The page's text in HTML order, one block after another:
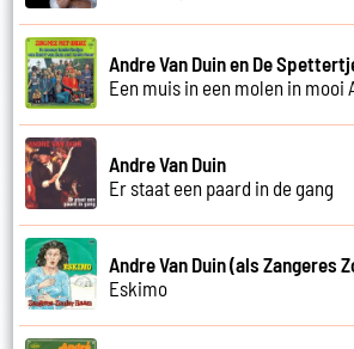
Andre Van Duin en De
Een muis in een molen in mooi
Andre Van Duin
Er staat een paard in de gang
Andre Van Duin (als Zangeres
Eskimo